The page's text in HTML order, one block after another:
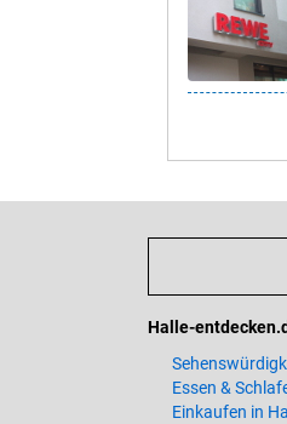
Halle-
Essen &
Einkaufen in